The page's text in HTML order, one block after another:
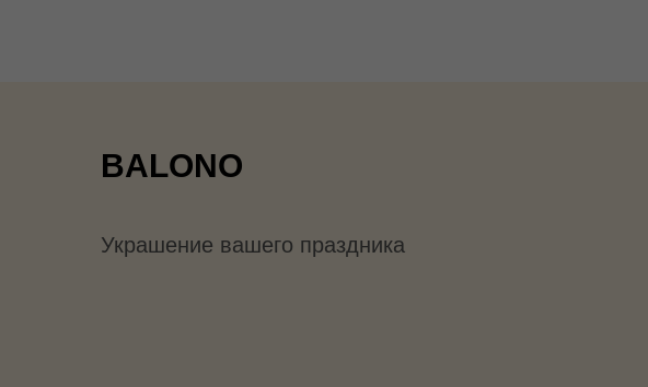
BALONO
Украшение вашего праздника